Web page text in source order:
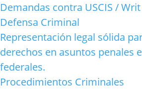
Demandas contra USCIS /
Defensa Criminal
Representación legal sólida
derechos en asuntos penales
federales.
Procedimientos Criminales